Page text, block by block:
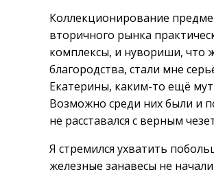
Коллекционирование
вторичного рынка
комплексы, и нувориши, что
благородства, стали мне
Екатерины, каким-то ещё
Возможно среди них были и
не расставался с верным
Я стремился ухватить
железные занавесы не